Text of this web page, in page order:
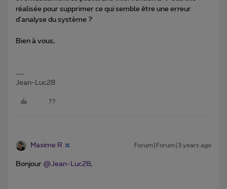
réalisée pour supprimer ce qui semble être une erreur
d'analyse du système ?
Bien à vous,
Jean-Luc28
Maxime R Forum|Forum|3 years ago
Bonjour @Jean-Luc28,